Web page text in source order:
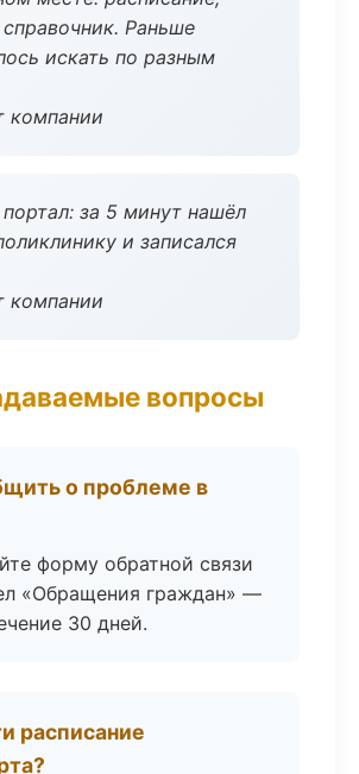
Раньше
искать по разным
компании
за 5 минут нашёл
и записался
компании
вопросы
о проблеме в
форму обратной связи
«Обращения граждан» —
30 дней.
расписание